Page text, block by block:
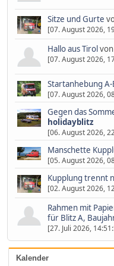
Sitze und Gurte
[07. August 2026,
Hallo aus Tirolvon
[07. August 2026,
Startanhebung A-
[07. August 2026,
Gegen das
holidayblitz
[06. August 2026,
Manschette
[05. August 2026,
Kupplung trennt
[02. August 2026,
Rahmen mit
für Blitz A,
[27. Juli 2026,
Kalender